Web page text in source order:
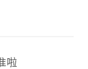
啦